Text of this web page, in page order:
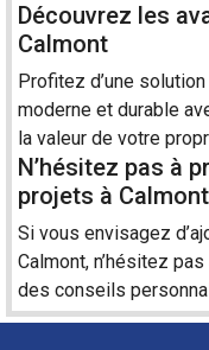
Découvrez les
Calmont
Profitez d’une
moderne et durable
la valeur de votre
N’hésitez pas à
projets à Calmont
Si vous envisagez
Calmont, n’hésitez
des conseils